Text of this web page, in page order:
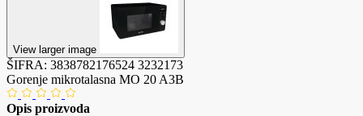
View larger image
ŠIFRA: 3838782176524 3232173
Gorenje mikrotalasna MO 20 A3B
Opis proizvoda